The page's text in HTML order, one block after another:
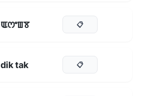
ꯑꯁꯦꯡꯕ 📋
dik tak 📋